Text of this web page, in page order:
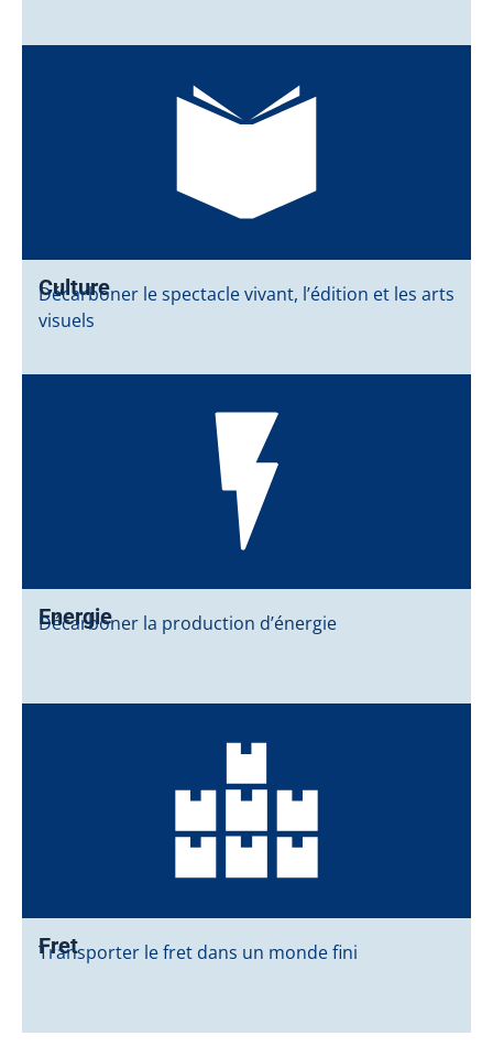
Culture
Décarboner le spectacle vivant, l’édition et les arts
visuels
Energie
Décarboner la production d’énergie
Fret
Transporter le fret dans un monde fini